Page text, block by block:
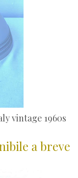
vintage 1960s
a breve